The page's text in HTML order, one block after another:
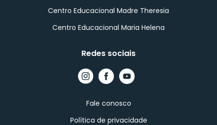
Centro Educacional Madre Theresia
Centro Educacional Maria Helena
Redes sociais
Fale conosco
Política de privacidade